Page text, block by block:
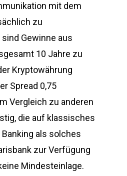
mit dem
zu
Gewinne aus
10 Jahre zu
Kryptowährung
Spread 0,75
Vergleich zu anderen
die auf klassisches
als solches
zur Verfügung
Mindesteinlage.